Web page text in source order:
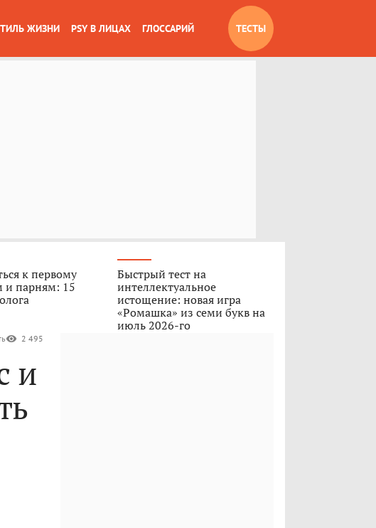
ЖИЗНИ PSY В ЛИЦАХ ГЛОССАРИЙ ТЕСТЫ
к первому
и парням: 15
Быстрый тест на
интеллектуальное
истощение: новая игра
«Ромашка» из семи букв на
июль 2026-го
2 495
и